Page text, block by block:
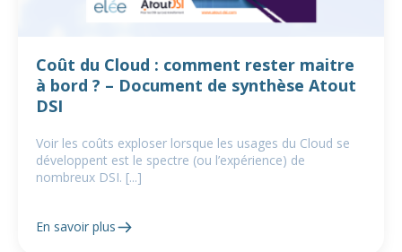
Coût du Cloud : comment rester maitre
à bord ? – Document de synthèse Atout
DSI
Voir les coûts exploser lorsque les usages du Cloud se
développent est le spectre (ou l’expérience) de
nombreux DSI. [...]
En savoir plus